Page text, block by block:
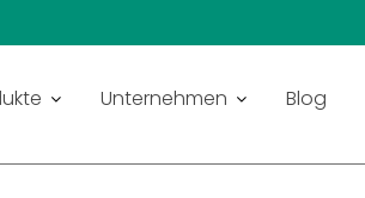
Unternehmen Blog
16 ANSCHLUSS